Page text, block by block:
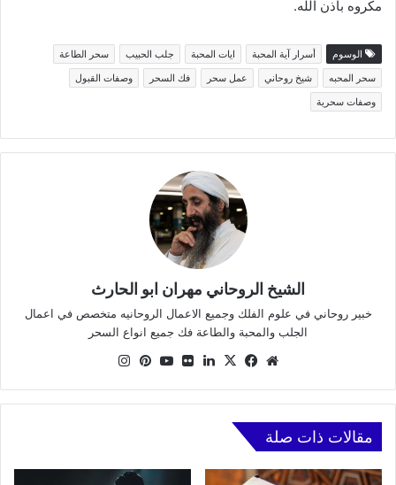
مكروه باذن الله.
الوسوم أسرار آية المحبة ايات المحبة جلب الحبيب
سحر الطاعة
سحر المحبه
شيخ روحاني عمل سحر فك السحر
وصفات القبول
وصفات سحرية
الشيخ الروحاني مهران ابو الحارث
خبير روحاني في علوم الفلك وجميع الاعمال الروحانيه متخصص في اعمال
الجلب والمحبة والطاعة فك جميع انواع السحر
موقعفيسبوك
X لينكدإن
صور
فليكر
يوتيوببينتيريست
مقالات ذات صلة